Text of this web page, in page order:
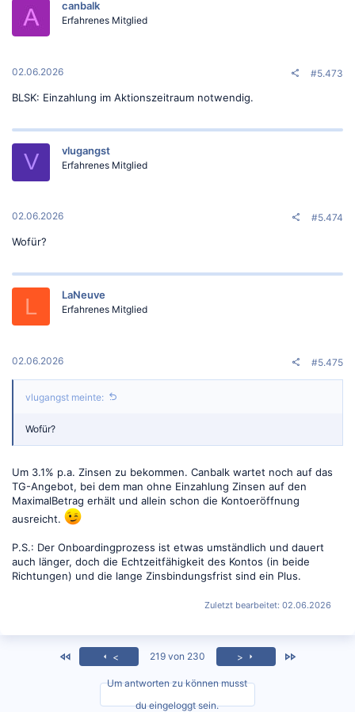
canbalk
Erfahrenes Mitglied
02.06.2026 #5.473
BLSK: Einzahlung im Aktionszeitraum notwendig.
V vlugangst
Erfahrenes Mitglied
02.06.2026 #5.474
Wofür?
L LaNeuve
Erfahrenes Mitglied
02.06.2026 #5.475
vlugangst meinte:
Wofür?
Um 3.1% p.a. Zinsen zu bekommen. Canbalk wartet noch auf das
TG-Angebot, bei dem man ohne Einzahlung Zinsen auf den
MaximalBetrag erhält und allein schon die Kontoeröffnung
ausreicht.
P.S.: Der Onboardingprozess ist etwas umständlich und dauert
auch länger, doch die Echtzeitfähigkeit des Kontos (in beide
Richtungen) und die lange Zinsbindungsfrist sind ein Plus.
Zuletzt bearbeitet: 02.06.2026
< 219 von 230 >
Um antworten zu können musst
du eingeloggt sein.